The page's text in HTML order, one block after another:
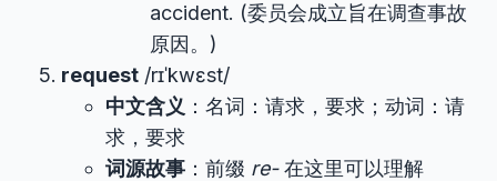
accident. (委员会成立旨在调查事故
原因。)
request /rɪˈkwɛst/
中文含义 ：名词：请求，要求；动词：请
求，要求
词源故事 ：前缀 re-在这里可以理解